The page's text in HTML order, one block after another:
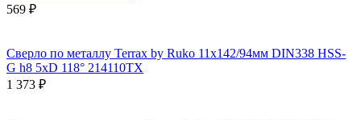
569 ₽
Сверло по металлу Terrax by Ruko 11x142/94мм DIN338 HSS-
G h8 5xD 118° 214110TX
1 373 ₽